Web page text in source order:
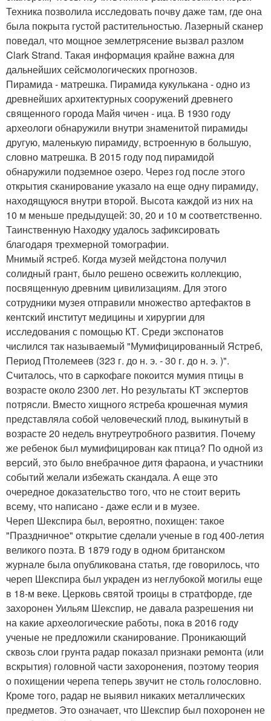
Техника позволила исследовать почву даже там, где она
была покрыта густой растительностью. Лазерный сканер
поведал, что мощное землетрясение вызвал разлом
Clark Strand. Такая информация крайне важна для
дальнейших сейсмологических прогнозов.
Пирамида - матрешка. Пирамида кукулькана - одно из
древнейших архитектурных сооружений древнего
священного города Майя чичен - ица. В 1930 году
археологи обнаружили внутри знаменитой пирамиды
другую, маленькую пирамиду, встроенную в большую,
словно матрешка. В 2015 году под пирамидой
обнаружили подземное озеро. Через год после этого
открытия сканирование указало на еще одну пирамиду,
находящуюся внутри второй. Высота каждой из них на
10 м меньше предыдущей: 30, 20 и 10 м соответственно.
Таинственную Находку удалось зафиксировать
благодаря трехмерной томографии.
Мнимый ястреб. Когда музей мейдстона получил
солидный грант, было решено освежить коллекцию,
посвященную древним цивилизациям. Для этого
сотрудники музея отправили множество артефактов в
кентский институт медицины и хирургии для
исследования с помощью КТ. Среди экспонатов
числился так называемый "Мумифицированный Ястреб,
Период Птолемеев (323 г. до н. э. - 30 г. до н. э. )".
Считалось, что в саркофаге покоится мумия птицы в
возрасте около 2300 лет. Но результаты КТ экспертов
потрясли. Вместо хищного ястреба крошечная мумия
представляла собой человеческий плод, выкинутый в
возрасте 20 недель внутреутробного развития. Почему
же ребенок был мумифицирован как птица? По одной из
версий, это было внебрачное дитя фараона, и участники
событий желали избежать скандала. А еще это
очередное доказательство того, что не стоит верить
всему, что написано - даже если и в музее.
Череп Шекспира был, вероятно, похищен: такое
"Праздничное" открытие сделали ученые в год 400-летия
великого поэта. В 1879 году в одном британском
журнале была опубликована статья, где говорилось, что
череп Шекспира был украден из неглубокой могилы еще
в 18-м веке. Церковь святой троицы в стратфорде, где
захоронен Уильям Шекспир, не давала разрешения ни
на какие археологические работы, пока в 2016 году
ученые не предложили сканирование. Проникающий
сквозь слои грунта радар показал признаки ремонта (или
вскрытия) головной части захоронения, поэтому теория
о похищении черепа теперь звучит не столь голословно.
Кроме того, радар не выявил никаких металлических
предметов. Это означает, что Шекспир был похоронен не